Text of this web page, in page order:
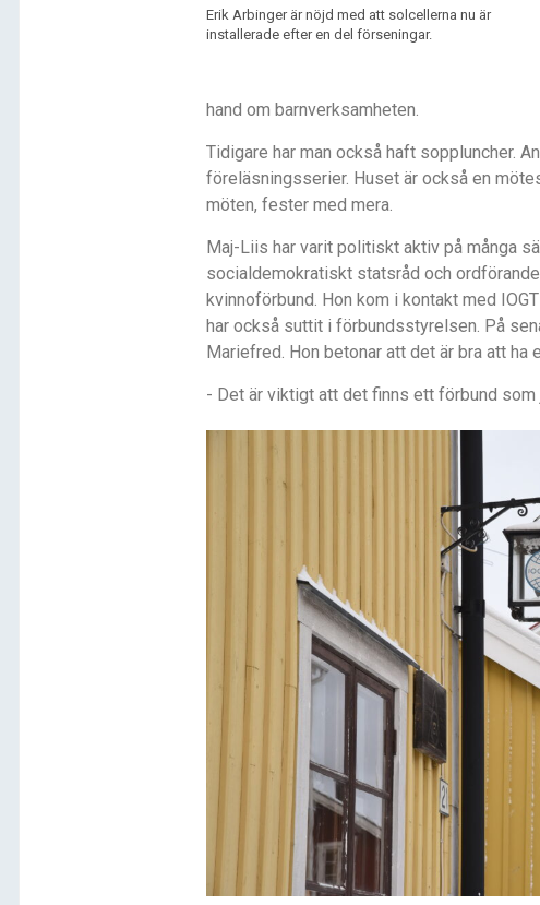
Erik Arbinger är nöjd med att solcellerna nu är
installerade efter en del förseningar.
hand om barnverksamheten.
Tidigare har man också haft soppluncher.
föreläsningsserier. Huset är också en
möten, fester med mera.
Maj-Liis har varit politiskt aktiv på många
socialdemokratiskt statsråd och
kvinnoförbund. Hon kom i kontakt med
har också suttit i förbundsstyrelsen. På
Mariefred. Hon betonar att det är bra att ha
- Det är viktigt att det finns ett förbund som